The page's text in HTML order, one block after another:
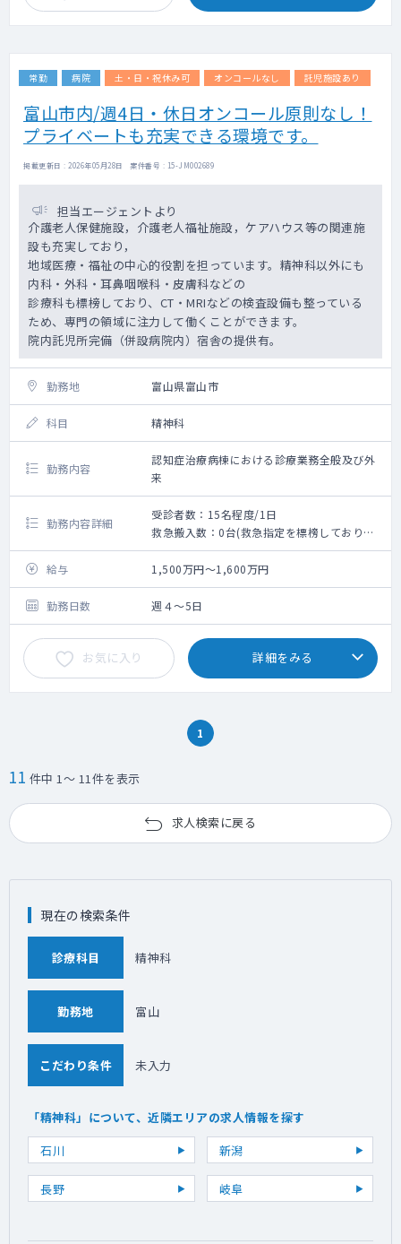
常勤 病院 土・日・祝休み可 オンコールなし 託児施設あり
富山市内/週4日・休日オンコール原則なし！
プライベートも充実できる環境です。
掲載更新日 : 2026年05月28日 案件番号 : 15-JM002689
担当エージェントより
介護老人保健施設，介護老人福祉施設，ケアハウス等の関連施
設も充実しており，
地域医療・福祉の中心的役割を担っています。精神科以外にも
内科・外科・耳鼻咽喉科・皮膚科などの
診療科も標榜しており、CT・MRIなどの検査設備も整っている
ため、専門の領域に注力して働くことができます。
院内託児所完備（併設病院内）宿舎の提供有。
勤務地 富山県富山市
科目 精神科
勤務内容
認知症治療病棟における診療業務全般及び外
来
勤務内容詳細
受診者数：15名程度/1日
救急搬入数：0台(救急指定を標榜しておりま
せん）
給与
1,500万円～1,600万円
勤務日数 週４～5日
お気に入り 詳細をみる
1
11 件中 1～ 11件を表示
求人検索に戻る
現在の検索条件
診療科目 精神科
勤務地 富山
こだわり条件 未入力
「精神科」について、近隣エリアの求人情報を探す
石川
新潟
長野 岐阜